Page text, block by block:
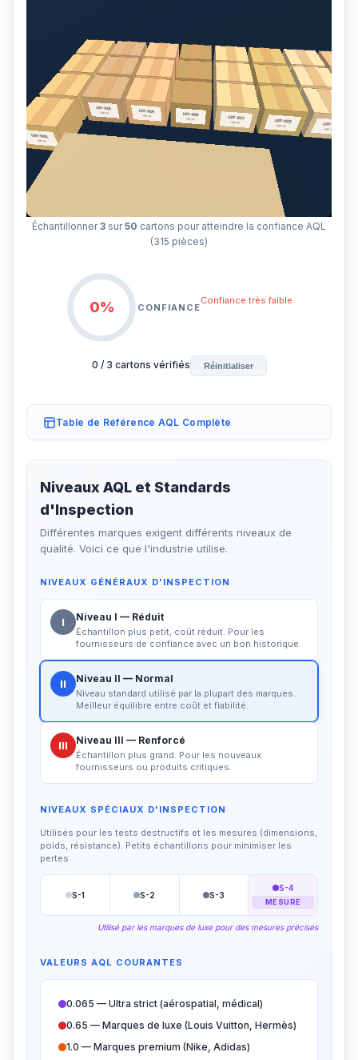
Échantillonner3 sur50 cartons pour atteindre la confiance AQL
(315 pièces)
0% CONFIANCE
Confiance très faible
0 / 3 cartons vérifiés Réinitialiser
Table de Référence AQL Complète
Niveaux AQL et Standards
d'Inspection
Différentes marques exigent différents niveaux de
qualité. Voici ce que l'industrie utilise.
NIVEAUX GÉNÉRAUX D'INSPECTION
I Niveau I — Réduit
Échantillon plus petit, coût réduit. Pour les
fournisseurs de confiance avec un bon historique.
II Niveau II — Normal
Niveau standard utilisé par la plupart des marques.
Meilleur équilibre entre coût et fiabilité.
III Niveau III — Renforcé
Échantillon plus grand. Pour les nouveaux
fournisseurs ou produits critiques.
NIVEAUX SPÉCIAUX D'INSPECTION
Utilisés pour les tests destructifs et les mesures (dimensions,
poids, résistance). Petits échantillons pour minimiser les
pertes.
S-1 S-2 S-3
S-4
MESURE
Utilisé par les marques de luxe pour des mesures précises
VALEURS AQL COURANTES
0.065 — Ultra strict (aérospatial, médical)
0.65 — Marques de luxe (Louis Vuitton, Hermès)
1.0 — Marques premium (Nike, Adidas)